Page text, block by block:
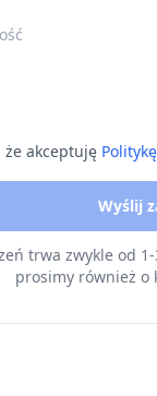
że akceptuję
Wyślij
trwa zwykle od
prosimy również o